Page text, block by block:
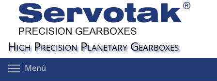
Pasar
contenido
principal
High Precision Planetary Gearboxes
Menú